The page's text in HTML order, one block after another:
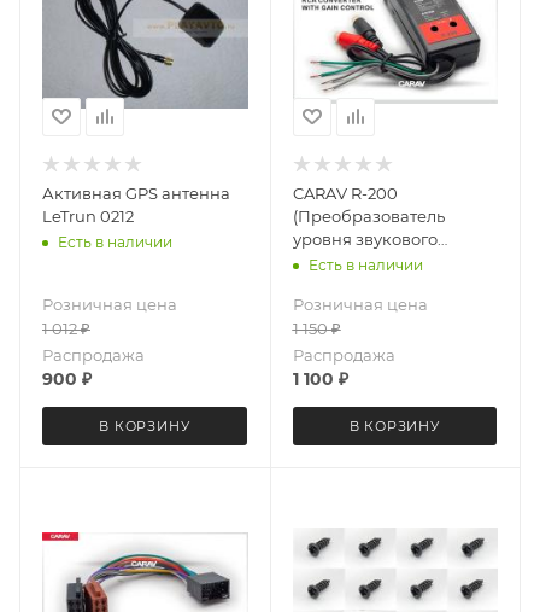
Активная GPS антенна
LeTrun 0212
Есть в наличии
Розничная цена
1 012₽
Распродажа
900 ₽
В КОРЗИНУ
CARAV R-200
(Преобразователь
уровня звукового
сигнала 2-канальный /
регулировка
Есть в наличии
Розничная цена
1 150₽
Распродажа
1 100 ₽
В КОРЗИНУ